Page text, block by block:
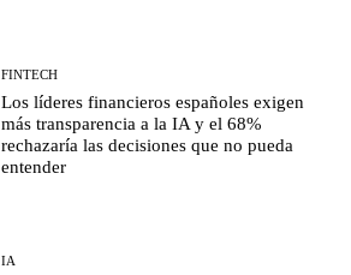
FINTECH
Los líderes financieros españoles exigen
más transparencia a la IA y el 68%
rechazaría las decisiones que no pueda
entender
IA